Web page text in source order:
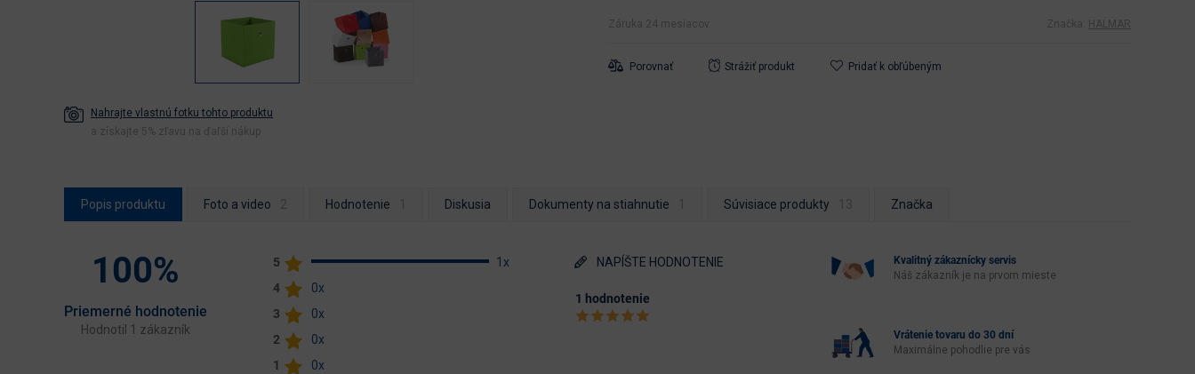
Nahrajte vlastnú fotku tohto produktu
a získajte 5% zľavu na ďaľší nákup
Záruka 24 mesiacov Značka: HALMAR
Porovnať Strážiť produkt Pridať k obľúbeným
Popis produktu Foto a video Hodnotenie Diskusia Dokumenty na stiahnutie Súvisiace produkty Značka
100%
Priemerné hodnotenie
Hodnotil 1 zákazník
5
1x
4
0x
3
0x
2
0x
1
0x
NAPÍŠTE HODNOTENIE
1 hodnotenie
Kvalitný zákaznícky servis
Náš zákazník je na prvom mieste
Vrátenie tovaru do 30 dní
Maximálne pohodlie pre vás